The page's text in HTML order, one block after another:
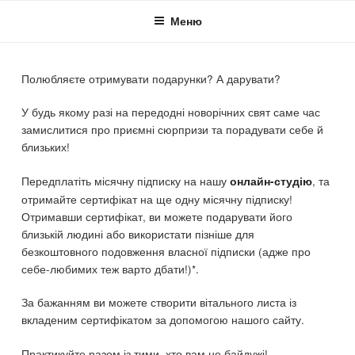
Меню
Полюбляєте отримувати подарунки? А дарувати?
У будь якому разі на передодні новорічних свят саме час
замислитися про приємні сюрпризи та порадувати себе й
близьких!
Передплатіть місячну підписку на нашуонлайн-студію, та
отримайте сертифікат на ще одну місячну підписку!
Отримавши сертифікат, ви можете подарувати його
близькій людині або використати пізніше для
безкоштовного подовження власної підписки (адже про
себе-любимих теж варто дбати!)*.
За бажанням ви можете створити вітального листа із
вкладеним сертифікатом за допомогою нашого сайту.